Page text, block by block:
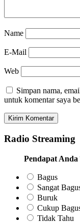
Name
E-Mail
Web
Simpan nama,
untuk komentar saya
Radio Streaming
Pendapat
Bagus
Sangat
Buruk
Cukup
Tidak Tahu